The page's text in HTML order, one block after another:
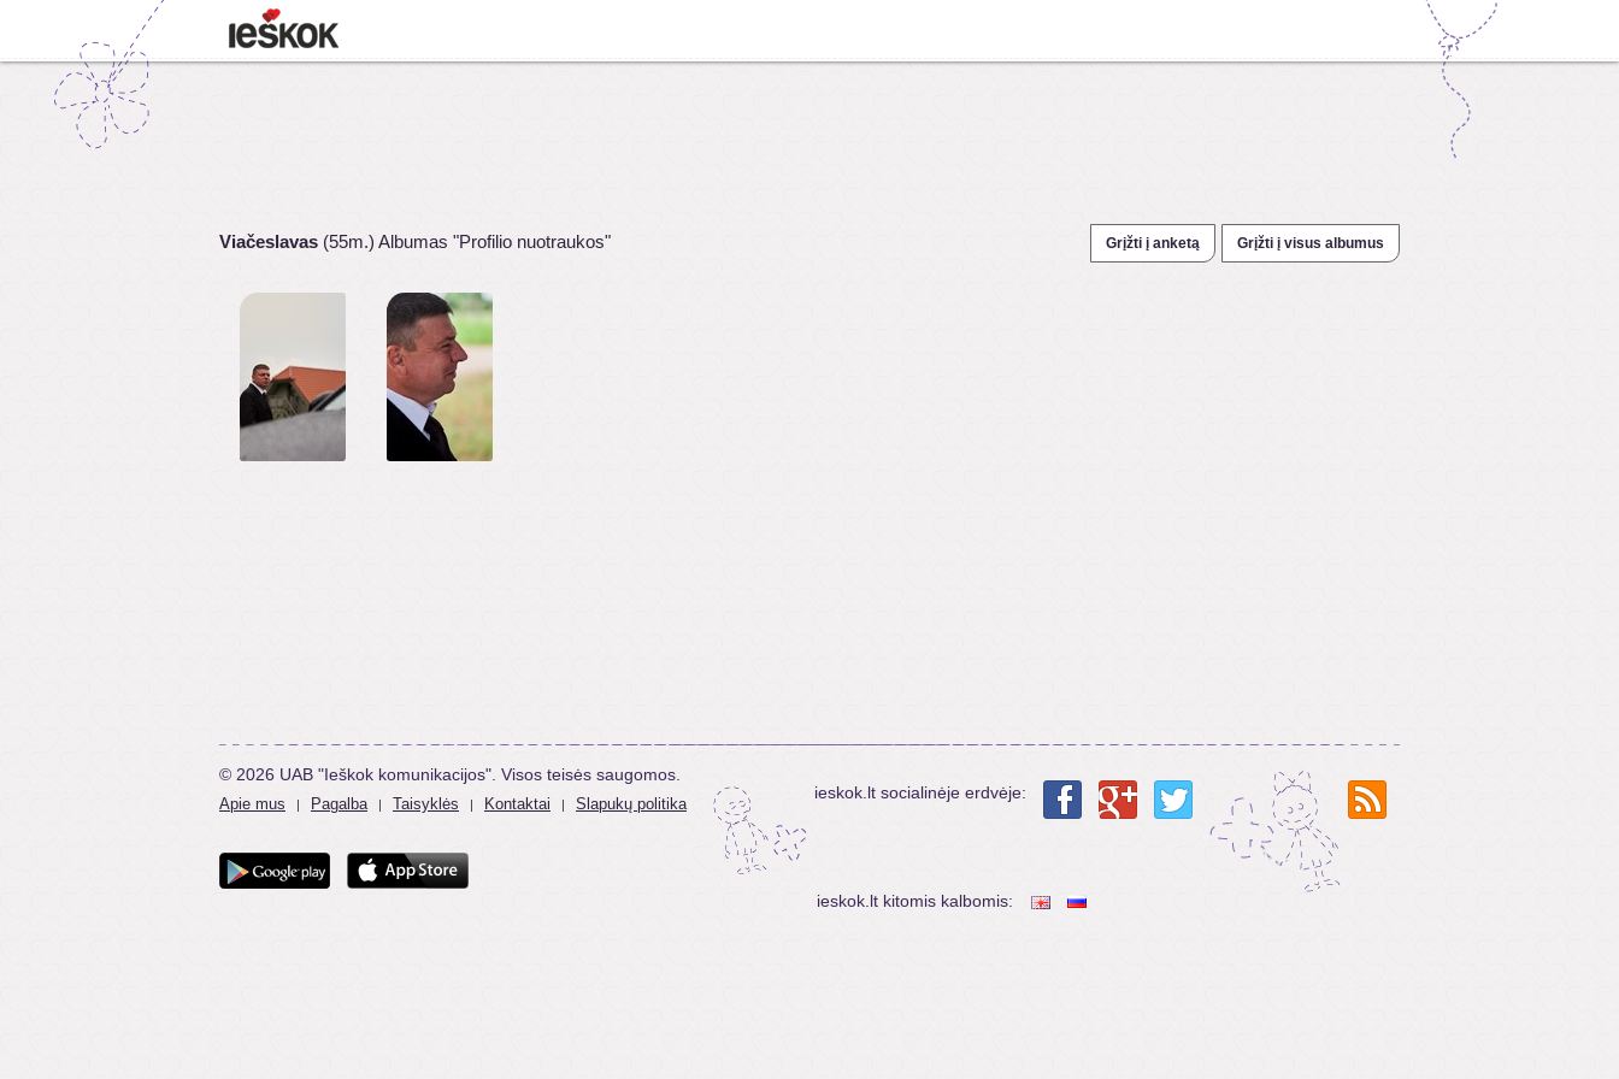
Viačeslavas (55m.) Albumas "Profilio nuotraukos" Grįžti į anketą Grįžti į visus albumus
© 2026 UAB "Ieškok komunikacijos". Visos teisės saugomos.
Apie mus | Pagalba | Taisyklės | Kontaktai | Slapukų politika
ieskok.lt socialinėje erdvėje:
ieskok.lt kitomis kalbomis: